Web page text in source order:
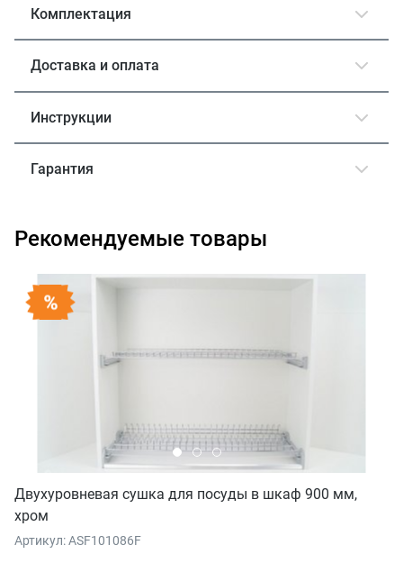
Комплектация
Доставка и оплата
Инструкции
Гарантия
Рекомендуемые товары
Двухуровневая сушка для посуды в шкаф 900 мм,
хром
Артикул: ASF101086F